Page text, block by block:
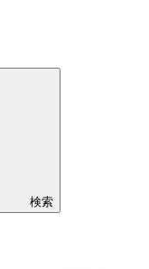
検索